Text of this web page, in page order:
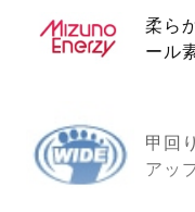
その他
柔ら
ール
甲回
アッ